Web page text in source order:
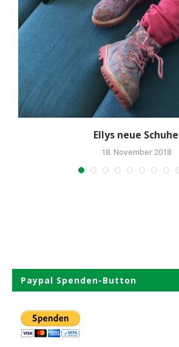
Ellys neue Schuhe
18. November 2018
Paypal Spenden-Button